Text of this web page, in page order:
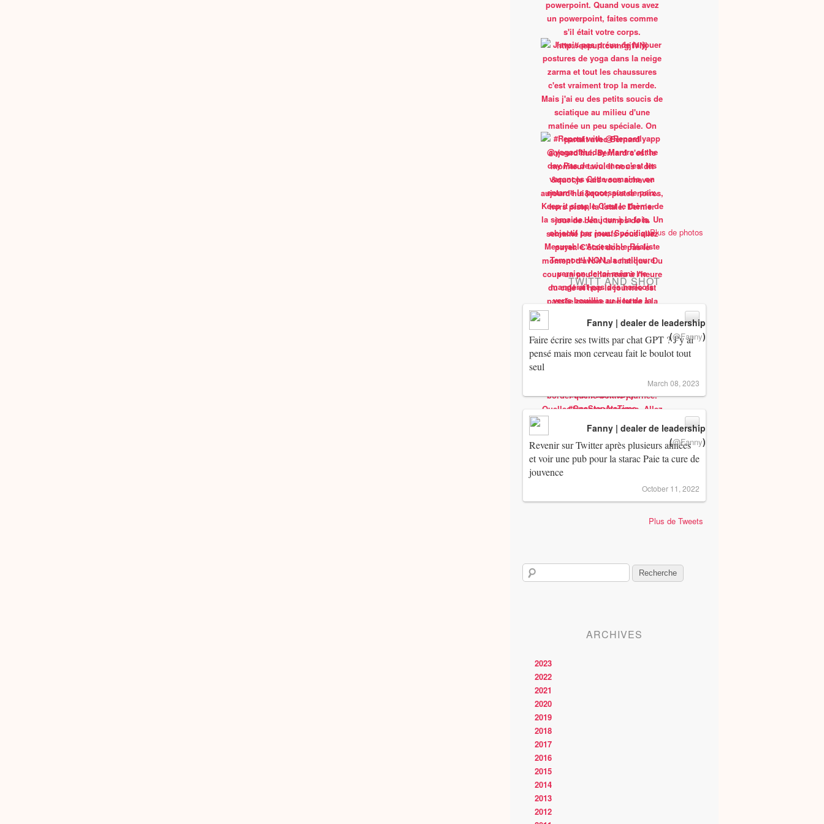
Plus de photos
TWITT AND SHOT
Faire écrire ses twitts par chat GPT ? J’y ai
pensé mais mon cerveau fait le boulot tout
seul
Fanny | dealer de leadership
(@Fanny)
March 08, 2023
Revenir sur Twitter après plusieurs années
et voir une pub pour la starac Paie ta cure de
jouvence
Fanny | dealer de leadership
(@Fanny)
October 11, 2022
Plus de Tweets
ARCHIVES
2023
2022
2021
2020
2019
2018
2017
2016
2015
2014
2013
2012